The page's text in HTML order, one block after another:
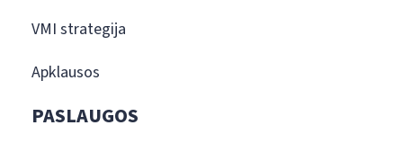
VMI strategija
Apklausos
PASLAUGOS